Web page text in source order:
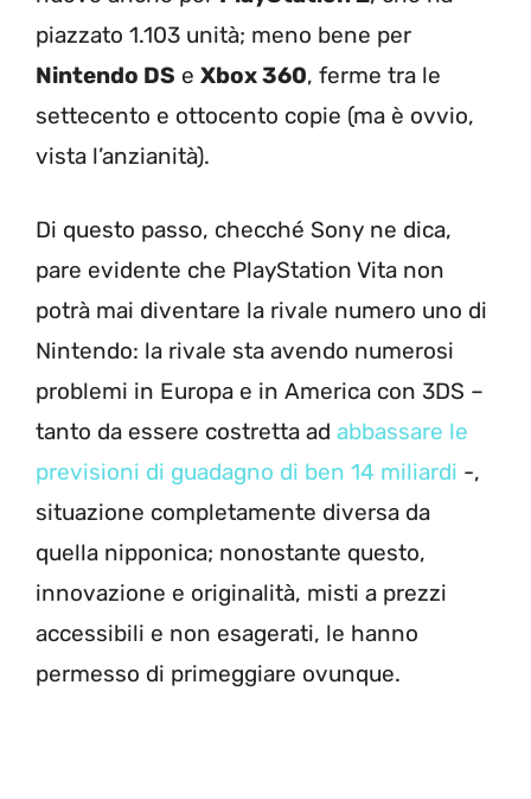
piazzato 1.103 unità; meno bene per
Nintendo DS e Xbox 360, ferme tra le
settecento e ottocento copie (ma è ovvio,
vista l’anzianità).
Di questo passo, checché Sony ne dica,
pare evidente che PlayStation Vita non
potrà mai diventare la rivale numero uno di
Nintendo: la rivale sta avendo numerosi
problemi in Europa e in America con 3DS –
tanto da essere costretta ad abbassare le
previsioni di guadagno di ben 14 miliardi -,
situazione completamente diversa da
quella nipponica; nonostante questo,
innovazione e originalità, misti a prezzi
accessibili e non esagerati, le hanno
permesso di primeggiare ovunque.